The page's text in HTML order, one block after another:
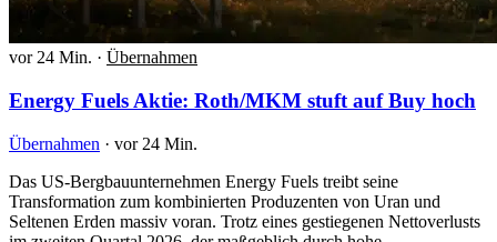
vor 24 Min. · Übernahmen
Energy Fuels Aktie: Roth/MKM stuft auf Buy hoch
Übernahmen · vor 24 Min.
Das US-Bergbauunternehmen Energy Fuels treibt seine
Transformation zum kombinierten Produzenten von Uran und
Seltenen Erden massiv voran. Trotz eines gestiegenen Nettoverlusts